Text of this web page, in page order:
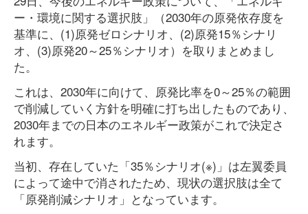
ー・環境に関する選択肢」（2030年の原発依存度を
基準に、(1)原発ゼロシナリオ、(2)原発15％シナリ
オ、(3)原発20～25％シナリオ）を取りまとめまし
た。
これは、2030年に向けて、原発比率を0～25％の範囲
で削減していく方針を明確に打ち出したものであり、
2030年までの日本のエネルギー政策がこれで決定さ
れます。
当初、存在していた「35％シナリオ(※)」は左翼委員
によって途中で消されたため、現状の選択肢は全て
「原発削減シナリオ」となっています。